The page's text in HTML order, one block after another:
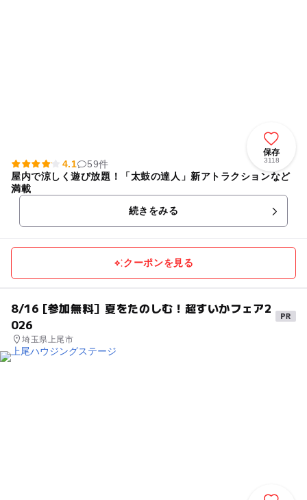
保存
3118
4.1
59件
屋内で涼しく遊び放題！「太鼓の達人」新アトラクションなど
満載
続きをみる
クーポンを見る
8/16 [参加無料］夏をたのしむ！超すいかフェア2
026
埼玉県上尾市